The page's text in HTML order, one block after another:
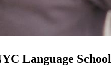
Language School